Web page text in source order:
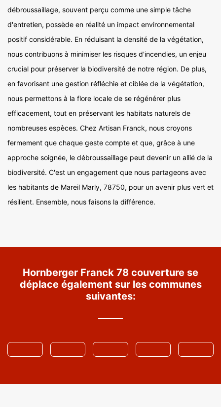
débroussaillage, souvent perçu comme une simple tâche
d'entretien, possède en réalité un impact environnemental
positif considérable. En réduisant la densité de la végétation,
nous contribuons à minimiser les risques d'incendies, un enjeu
crucial pour préserver la biodiversité de notre région. De plus,
en favorisant une gestion réfléchie et ciblée de la végétation,
nous permettons à la flore locale de se régénérer plus
efficacement, tout en préservant les habitats naturels de
nombreuses espèces. Chez Artisan Franck, nous croyons
fermement que chaque geste compte et que, grâce à une
approche soignée, le débroussaillage peut devenir un allié de la
biodiversité. C'est un engagement que nous partageons avec
les habitants de Mareil Marly, 78750, pour un avenir plus vert et
résilient. Ensemble, nous faisons la différence.
Hornberger Franck 78 couverture se
déplace également sur les communes
suivantes: